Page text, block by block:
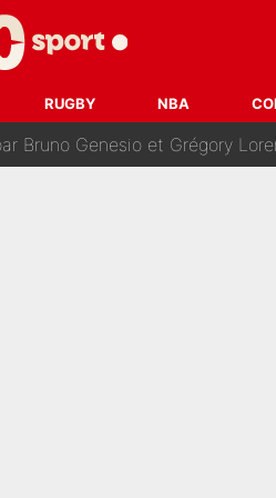
RUGBY NBA
prêt à relancer le feuilleton pour la
Zidane sur sa prise de
Bruno Genesio et Grégory